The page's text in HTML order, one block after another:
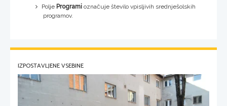
Polje Programi označuje število vpisljivih srednješolskih
programov.
IZPOSTAVLJENE VSEBINE